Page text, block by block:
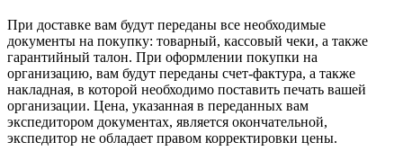
При доставке вам будут переданы все необходимые
документы на покупку: товарный, кассовый чеки, а также
гарантийный талон. При оформлении покупки на
организацию, вам будут переданы счет-фактура, а также
накладная, в которой необходимо поставить печать вашей
организации. Цена, указанная в переданных вам
экспедитором документах, является окончательной,
экспедитор не обладает правом корректировки цены.